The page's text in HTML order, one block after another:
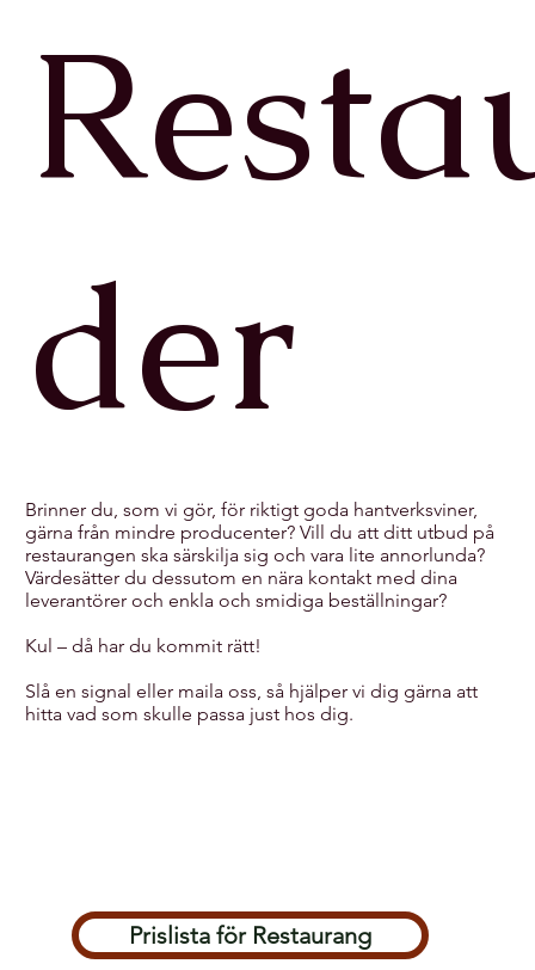
der
Brinner du, som vi gör, för riktigt goda hantverksviner,
gärna från mindre producenter? Vill du att ditt utbud på
restaurangen ska särskilja sig och vara lite annorlunda?
Värdesätter du dessutom en nära kontakt med dina
leverantörer och enkla och smidiga beställningar?
Kul – då har du kommit rätt!
Slå en signal eller maila oss, så hjälper vi dig gärna att
hitta vad som skulle passa just hos dig.
Prislista för Restaurang